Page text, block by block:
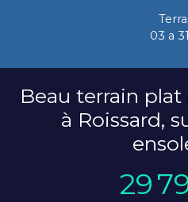
03 a
Beau terrain plat
à Roissard,
29